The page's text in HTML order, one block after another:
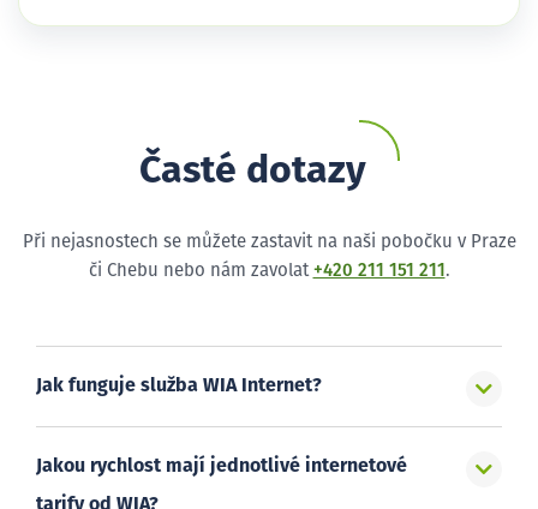
Časté dotazy
Při nejasnostech se můžete zastavit na naši pobočku v Praze
či Chebu nebo nám zavolat +420 211 151 211 .
Jak funguje služba WIA Internet?
Jakou rychlost mají jednotlivé internetové
tarify od WIA?